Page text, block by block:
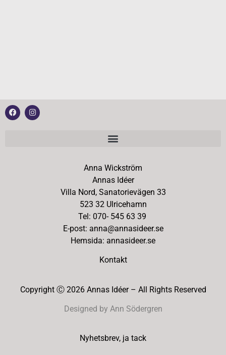
Anna Wickström
Annas Idéer
Villa Nord, Sanatorievägen 33
523 32 Ulricehamn
Tel: 070- 545 63 39
E-post: anna@annasideer.se
Hemsida: annasideer.se
Kontakt
Copyright Ⓒ 2026 Annas Idéer – All Rights Reserved
Designed by Ann Södergren
Nyhetsbrev, ja tack